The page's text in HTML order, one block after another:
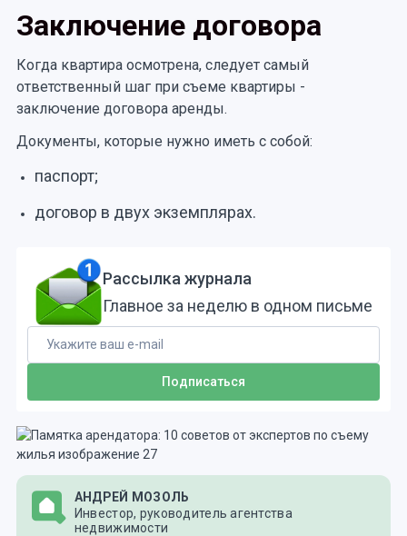
Заключение договора
Когда квартира осмотрена, следует самый
ответственный шаг при съеме квартиры -
заключение договора аренды.
Документы, которые нужно иметь с собой:
паспорт;
договор в двух экземплярах.
Рассылка журнала
Главное за неделю в одном письме
АНДРЕЙ МОЗОЛЬ
Инвестор, руководитель агентства
недвижимости